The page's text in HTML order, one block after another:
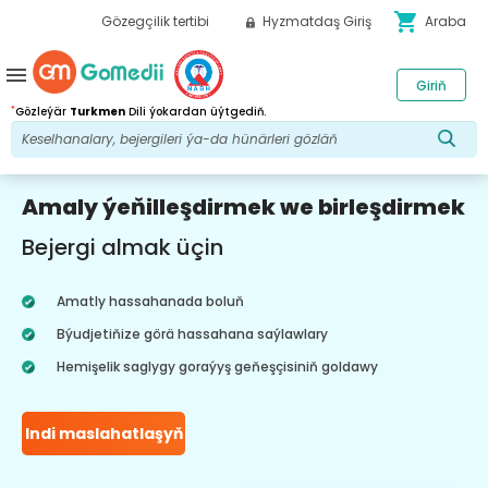
Gözegçilik tertibi Hyzmatdaş Giriş shopping_cart Araba
*Gözleýär Turkmen Dili ýokardan üýtgediň.
Giriň
menu
Amaly ýeňilleşdirmek we birleşdirmek
Bejergi almak üçin
Amatly hassahanada boluň
Býudjetiňize görä hassahana saýlawlary
Hemişelik saglygy goraýyş geňeşçisiniň goldawy
Indi maslahatlaşyň